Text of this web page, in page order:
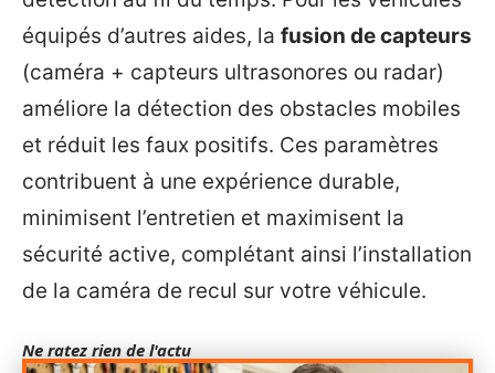
équipés d’autres aides, la fusion de capteurs
(caméra + capteurs ultrasonores ou radar)
améliore la détection des obstacles mobiles
et réduit les faux positifs. Ces paramètres
contribuent à une expérience durable,
minimisent l’entretien et maximisent la
sécurité active, complétant ainsi l’installation
de la caméra de recul sur votre véhicule.
Ne ratez rien de l'actu